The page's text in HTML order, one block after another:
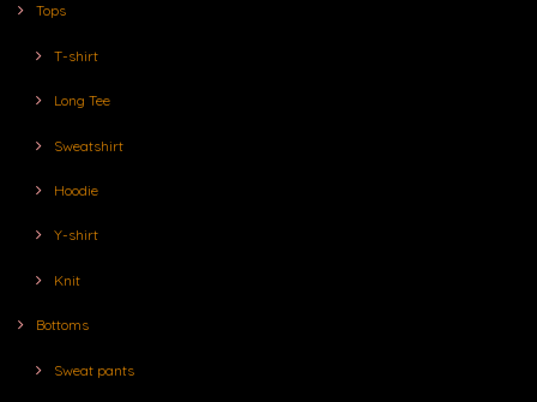
Tops
T-shirt
Long Tee
Sweatshirt
Hoodie
Y-shirt
Knit
Bottoms
Sweat pants